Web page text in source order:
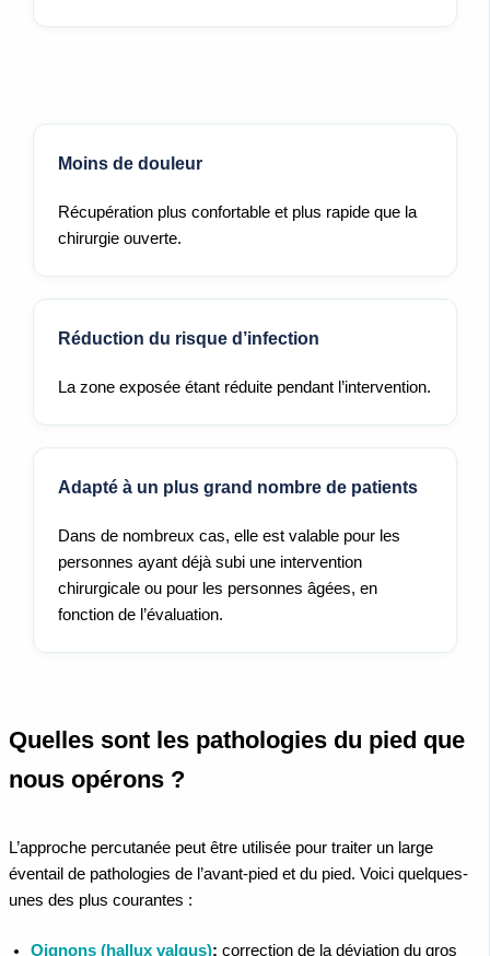
Moins de douleur
Récupération plus confortable et plus rapide que la
chirurgie ouverte.
Réduction du risque d’infection
La zone exposée étant réduite pendant l’intervention.
Adapté à un plus grand nombre de patients
Dans de nombreux cas, elle est valable pour les
personnes ayant déjà subi une intervention
chirurgicale ou pour les personnes âgées, en
fonction de l’évaluation.
Quelles sont les pathologies du pied que
nous opérons ?
L’approche percutanée peut être utilisée pour traiter un large
éventail de pathologies de l’avant-pied et du pied. Voici quelques-
unes des plus courantes :
Oignons (hallux valgus): correction de la déviation du gros